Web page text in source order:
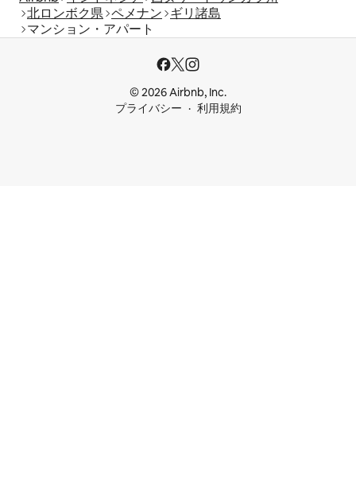
北ロンボク県 ペメナン ギリ諸島
マンション・アパート
© 2026 Airbnb, Inc.
プライバシー
利用規約